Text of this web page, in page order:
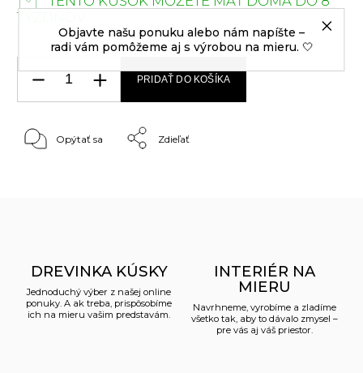
Objavte našu ponuku alebo nám napíšte –
radi vám pomôžeme aj s výrobou na mieru. 🤍
TÝŽDŇOV
PRIDAŤ DO KOŠÍKA
Opýtať sa Zdieľať
DREVINKA KÚSKY
Jednoduchý výber z našej online
ponuky. A ak treba, prispôsobíme
ich na mieru vašim predstavám.
INTERIÉR NA
MIERU
Navrhneme, vyrobíme a zladíme
všetko tak, aby to dávalo zmysel –
pre vás aj váš priestor.